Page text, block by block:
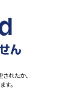
れたか、
す。